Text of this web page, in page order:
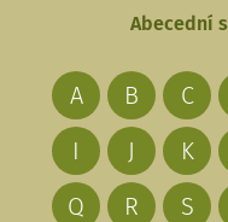
Abecední
A B C
I
J K
Q
R S